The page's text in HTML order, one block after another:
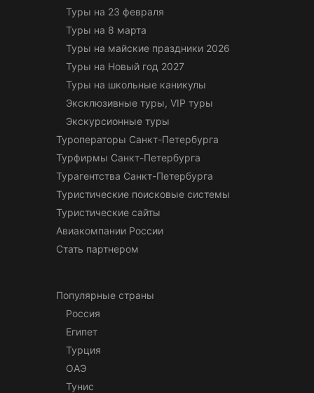
Туры на 23 февраля
Туры на 8 марта
Туры на майские праздники 2026
Туры на Новый год 2027
Туры на школьные каникулы
Эксклюзивные туры, VIP туры
Экскурсионные туры
Туроператоры Санкт-Петербурга
Турфирмы Санкт-Петербурга
Турагентства Санкт-Петербурга
Туристические поисковые системы
Туристические сайты
Авиакомпании России
Стать партнером
Популярные страны
Россия
Египет
Турция
ОАЭ
Тунис